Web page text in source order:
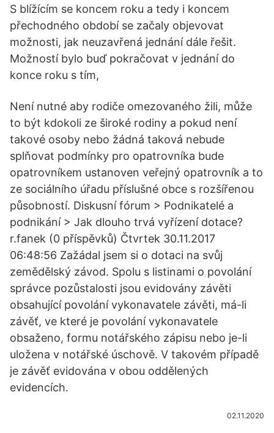
S blížícím se koncem roku a tedy i koncem
přechodného období se začaly objevovat
možnosti, jak neuzavřená jednání dále řešit.
Možností bylo buď pokračovat v jednání do
konce roku s tím,
Není nutné aby rodiče omezovaného žili, může
to být kdokoli ze široké rodiny a pokud není
takové osoby nebo žádná taková nebude
splňovat podmínky pro opatrovníka bude
opatrovníkem ustanoven veřejný opatrovník a to
ze sociálního úřadu příslušné obce s rozšířenou
působností. Diskusní fórum > Podnikatelé a
podnikání > Jak dlouho trvá vyřízení dotace?
r.fanek (0 příspěvků) Čtvrtek 30.11.2017
06:48:56 Zažádal jsem si o dotaci na svůj
zemědělský závod. Spolu s listinami o povolání
správce pozůstalosti jsou evidovány závěti
obsahující povolání vykonavatele závěti, má-li
závěť, ve které je povolání vykonavatele
obsaženo, formu notářského zápisu nebo je-li
uložena v notářské úschově. V takovém případě
je závěť evidována v obou oddělených
evidencích.
02.11.2020